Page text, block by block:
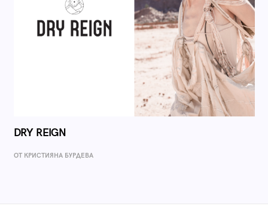
DRY REIGN
ОТ КРИСТИЯНА БУРДЕВА